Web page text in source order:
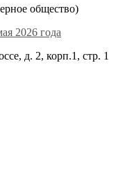
общество)
2026 года
д. 2, корп.1, стр. 1